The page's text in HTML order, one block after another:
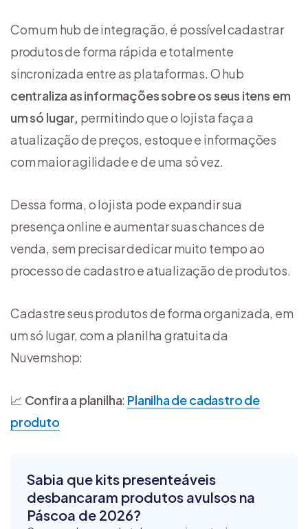
Com um hub de integração, é possível cadastrar
produtos de forma rápida e totalmente
sincronizada entre as plataformas. O hub
centraliza as informações sobre os seus itens em
um só lugar, permitindo que o lojista faça a
atualização de preços, estoque e informações
com maior agilidade e de uma só vez.
Dessa forma, o lojista pode expandir sua
presença online e aumentar suas chances de
venda, sem precisar dedicar muito tempo ao
processo de cadastro e atualização de produtos.
Cadastre seus produtos de forma organizada, em
um só lugar, com a planilha gratuita da
Nuvemshop:
📈 Confira a planilha: Planilha de cadastro de
produto
Sabia que kits presenteáveis
desbancaram produtos avulsos na
Páscoa de 2026?